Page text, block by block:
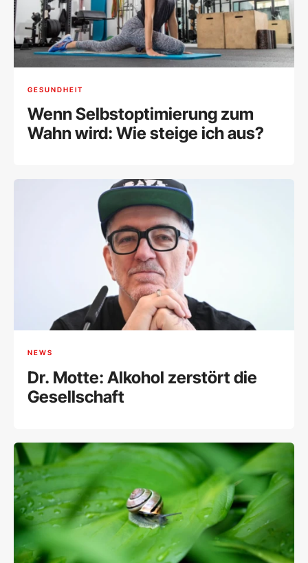
GESUNDHEIT
Wenn Selbstoptimierung zum
Wahn wird: Wie steige ich aus?
NEWS
Dr. Motte: Alkohol zerstört die
Gesellschaft